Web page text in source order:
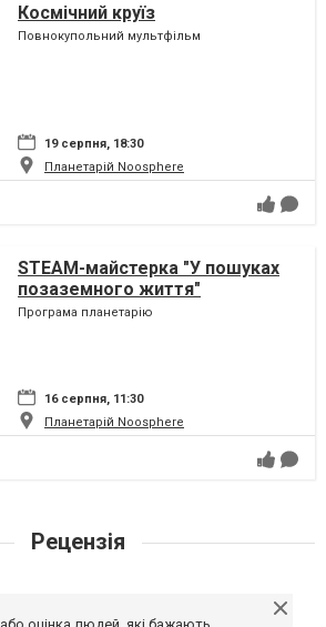
Космічний круїз
Повнокупольний мультфільм
19 серпня, 18:30
Планетарій Noosphere
STEAM-майстерка "У пошуках
позаземного життя"
Програма планетарію
16 серпня, 11:30
Планетарій Noosphere
Рецензія